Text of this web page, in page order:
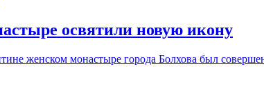
освятили новую икону
женском монастыре города Болхова был